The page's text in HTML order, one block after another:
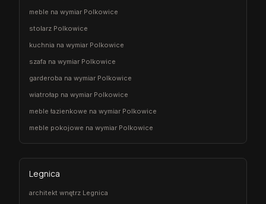
meble na wymiar Polkowice
stolarz Polkowice
kuchnia na wymiar Polkowice
szafa na wymiar Polkowice
garderoba na wymiar Polkowice
wiatrołap na wymiar Polkowice
meble łazienkowe na wymiar Polkowice
meble pokojowe na wymiar Polkowice
Legnica
architekt wnętrz Legnica